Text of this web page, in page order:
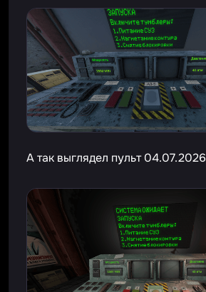
А так выглядел пульт 04.07.2026